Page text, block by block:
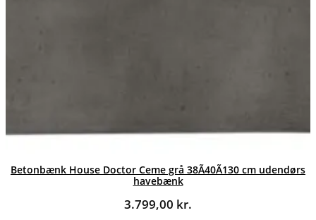
Betonbænk House Doctor Ceme grå 38Ã40Ã130 cm udendørs
havebænk
3.799,00 kr.